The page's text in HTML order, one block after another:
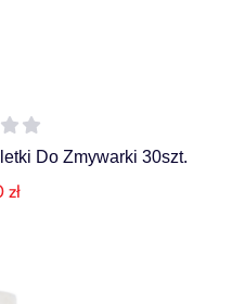
Do Zmywarki 30szt.
zł